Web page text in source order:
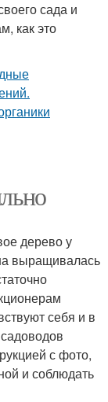
сада и
как это
дерево у
выращивалась
себя и в
с фото,
и соблюдать